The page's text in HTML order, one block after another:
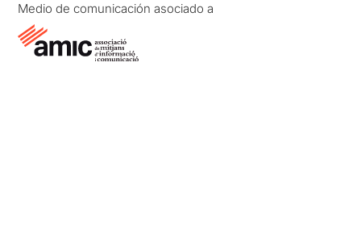
Medio de comunicación asociado a